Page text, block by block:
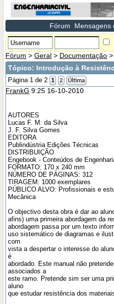
Fórum Mensagens
Fórum >Geral > Documentação >
Tópico: Introdução à
Página 1 de 2 1 2 Última
FrankG 9:25 16-10-2010
AUTORES
Lucas F. M. da Silva
J. F. Silva Gomes
EDITORA
Publindústria Edições Técnicas
DISTRIBUIÇÃO
Engebook - Conteúdos de
FORMATO: 170 x 240 mm
NÚMERO DE PÁGINAS: 312
TIRAGEM: 1000 exemplares
PÚBLICO ALVO: Profissionais e
Mecânica
O objectivo desta obra é dar ao
afins) uma primeira abordagem da
abordagem passa por um texto
uso sistemático de diagramas e
com
vista a despertar o interesse do
é
abordado. Este manual não
associados a
este ramo. Pretende sim ser uma
aluno
que estudar resistência dos